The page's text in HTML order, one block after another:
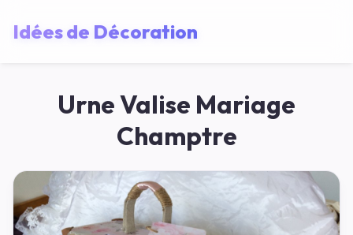
Idées de Décoration
Urne Valise Mariage
Champtre